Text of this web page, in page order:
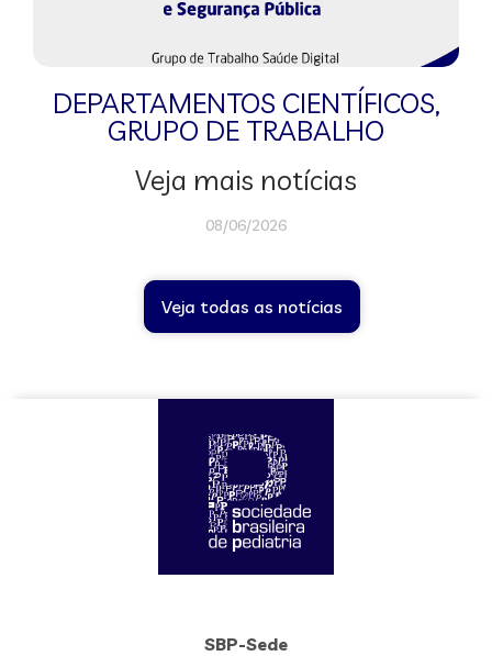
DEPARTAMENTOS CIENTÍFICOS,
GRUPO DE TRABALHO
Veja mais notícias
08/06/2026
Veja todas as notícias
SBP-Sede